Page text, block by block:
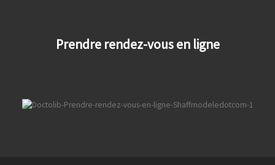
Prendre rendez-vous en ligne